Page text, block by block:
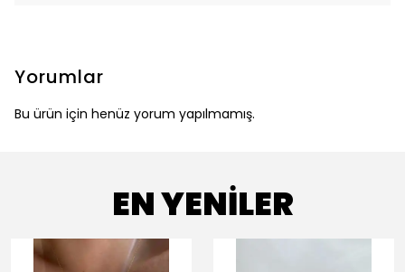
Yorumlar
Bu ürün için henüz yorum yapılmamış.
EN YENİLER